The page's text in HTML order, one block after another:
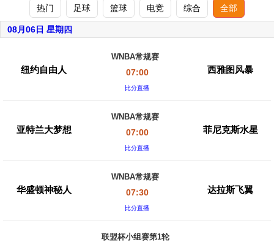
热门 足球 篮球 电竞 综合 全部
08月06日 星期四
纽约自由人
WNBA常规赛
07:00
比分直播
西雅图风暴
亚特兰大梦想
WNBA常规赛
07:00
比分直播
菲尼克斯水星
华盛顿神秘人
WNBA常规赛
07:30
比分直播
达拉斯飞翼
联盟杯小组赛第1轮